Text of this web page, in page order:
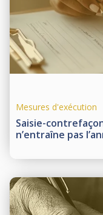
Saisie-
n’entraîne pas
Mesures d'exécution